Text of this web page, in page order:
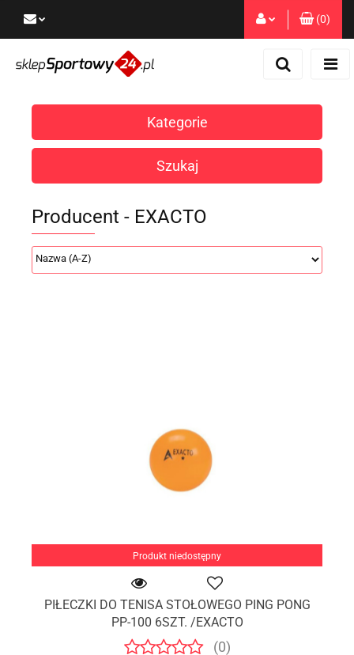
Dodaj zgłoszenie
Zgody cookies
(0)
Kategorie
Szukaj
Producent - EXACTO
Produkt niedostępny
PIŁECZKI DO TENISA STOŁOWEGO PING PONG
PP-100 6SZT. /EXACTO
(0)